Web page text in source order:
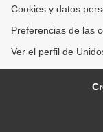
Cookies y datos
Preferencias de las
Ver el perfil de